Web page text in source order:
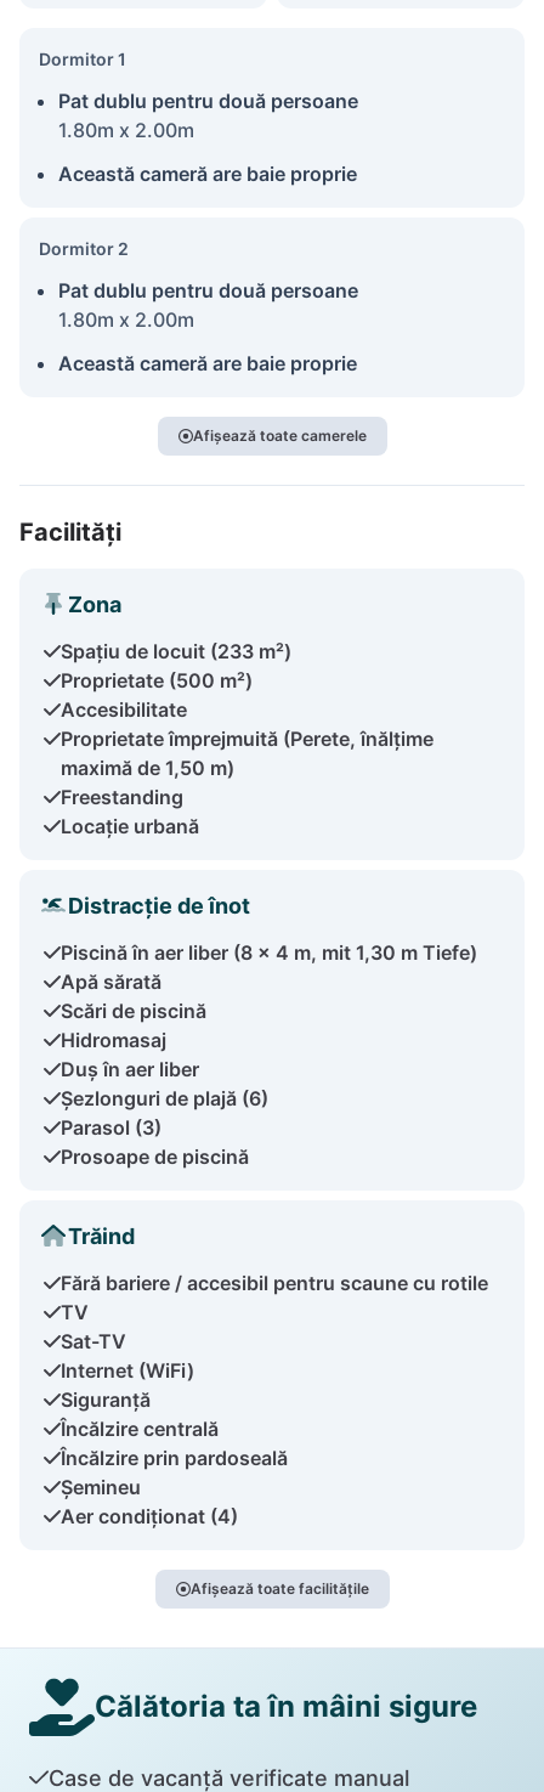
Dormitor 1
Pat dublu pentru două persoane
1.80m x 2.00m
Această cameră are baie proprie
Dormitor 2
Pat dublu pentru două persoane
1.80m x 2.00m
Această cameră are baie proprie
Afișează toate camerele
Facilități
Zona
Spațiu de locuit (233 m²)
Proprietate (500 m²)
Accesibilitate
Proprietate împrejmuită (Perete, înălțime
maximă de 1,50 m)
Freestanding
Locație urbană
Distracție de înot
Piscină în aer liber (8 x 4 m, mit 1,30 m Tiefe)
Apă sărată
Scări de piscină
Hidromasaj
Duș în aer liber
Șezlonguri de plajă (6)
Parasol (3)
Prosoape de piscină
Trăind
Fără bariere / accesibil pentru scaune cu rotile
TV
Sat-TV
Internet (WiFi)
Siguranță
Încălzire centrală
Încălzire prin pardoseală
Șemineu
Aer condiționat (4)
Afișează toate facilitățile
Călătoria ta în mâini sigure
Case de vacanță verificate manual